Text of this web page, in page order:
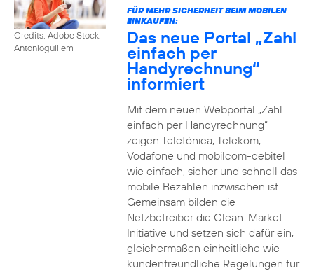
Credits: Adobe Stock,
Antonioguillem
FÜR MEHR SICHERHEIT BEIM MOBILEN
EINKAUFEN:
Das neue Portal „Zahl
einfach per
Handyrechnung“
informiert
Mit dem neuen Webportal „Zahl
einfach per Handyrechnung“
zeigen Telefónica, Telekom,
Vodafone und mobilcom-debitel
wie einfach, sicher und schnell das
mobile Bezahlen inzwischen ist.
Gemeinsam bilden die
Netzbetreiber die Clean-Market-
Initiative und setzen sich dafür ein,
gleichermaßen einheitliche wie
kundenfreundliche Regelungen für